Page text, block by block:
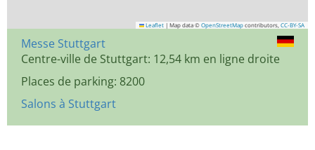
Leaflet | Map data © OpenStreetMap contributors, CC-BY-SA
Messe Stuttgart
Centre-ville de Stuttgart: 12,54 km en ligne droite
Places de parking: 8200
Salons à Stuttgart